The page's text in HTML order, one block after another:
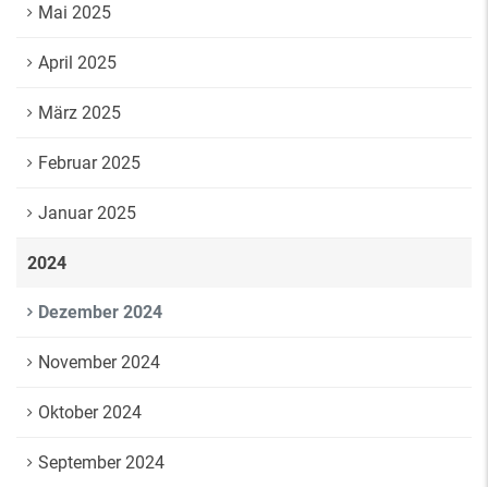
Mai 2025
April 2025
März 2025
Februar 2025
Januar 2025
2024
Dezember 2024
November 2024
Oktober 2024
September 2024